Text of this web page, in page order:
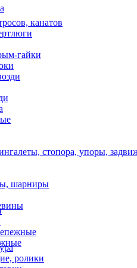
канатов
гайки
стопора, упоры,
шарниры
ролики